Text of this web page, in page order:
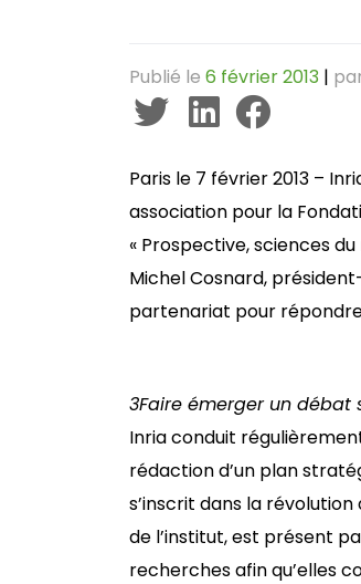
Publié le 6 février 2013 |
Paris le 7 février 2013 –
association pour la
« Prospective, sciences
Michel Cosnard,
partenariat pour
3Faire émerger un débat
Inria conduit
rédaction d’un plan
s’inscrit dans la
de l’institut, est présent
recherches afin qu’elles